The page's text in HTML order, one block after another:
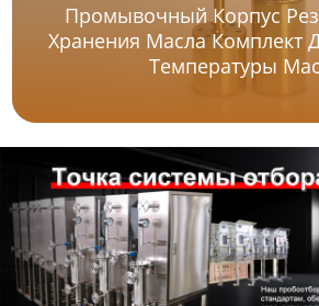
Промывочный Корпус
Хранения Масла Комплект
Температуры